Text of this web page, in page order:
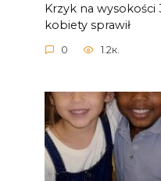
Krzyk na
kobiety sprawił
0 1.2к.